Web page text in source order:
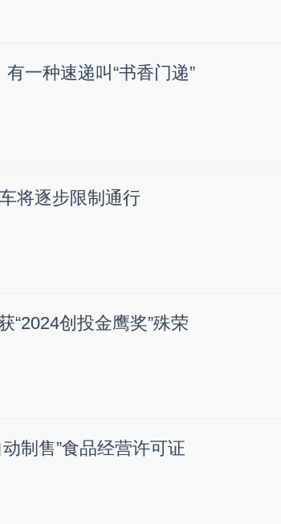
有一种速递叫“书香门递”
将逐步限制通行
“2024创投金鹰奖”殊荣
制售”食品经营许可证